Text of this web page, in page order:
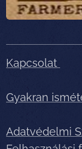
Kapcsolat
Gyakran
Adatvédelmi